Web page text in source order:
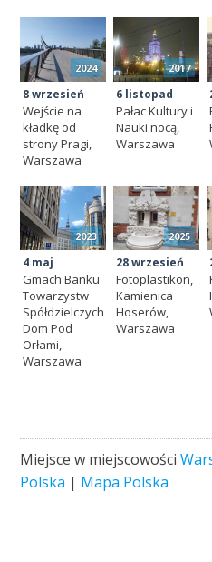
2024
8 wrzesień
Wejście na
kładkę od
strony Pragi,
Warszawa
2017
6 listopad
Pałac Kultury i
Nauki nocą,
Warszawa
2023
4 maj
Gmach Banku
Towarzystw
Spółdzielczych
Dom Pod
Orłami,
Warszawa
2025
28 wrzesień
Fotoplastikon,
Kamienica
Hoserów,
Warszawa
Miejsce w miejscowości
Polska | Mapa Polska